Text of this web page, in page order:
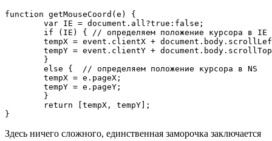
function getMouseCoord(e) {
}
Здесь ничего сложного, единственная заморочка заключается